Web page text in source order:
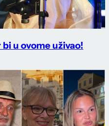
u ovome uživao!